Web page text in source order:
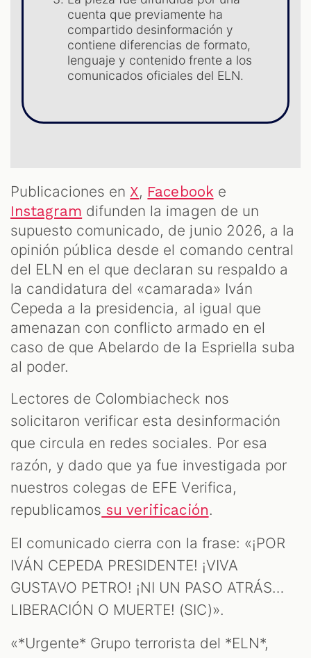
cuenta que previamente ha
compartido desinformación y
contiene diferencias de formato,
lenguaje y contenido frente a los
comunicados oficiales del ELN.
Publicaciones en X, Facebook e
Instagram difunden la imagen de un
supuesto comunicado, de junio 2026, a la
opinión pública desde el comando central
del ELN en el que declaran su respaldo a
la candidatura del «camarada» Iván
Cepeda a la presidencia, al igual que
amenazan con conflicto armado en el
caso de que Abelardo de la Espriella suba
al poder.
Lectores de Colombiacheck nos
solicitaron verificar esta desinformación
que circula en redes sociales. Por esa
razón, y dado que ya fue investigada por
nuestros colegas de EFE Verifica,
republicamos su verificación.
El comunicado cierra con la frase: «¡POR
IVÁN CEPEDA PRESIDENTE! ¡VIVA
GUSTAVO PETRO! ¡NI UN PASO ATRÁS…
LIBERACIÓN O MUERTE! (SIC)».
«*Urgente* Grupo terrorista del *ELN*,